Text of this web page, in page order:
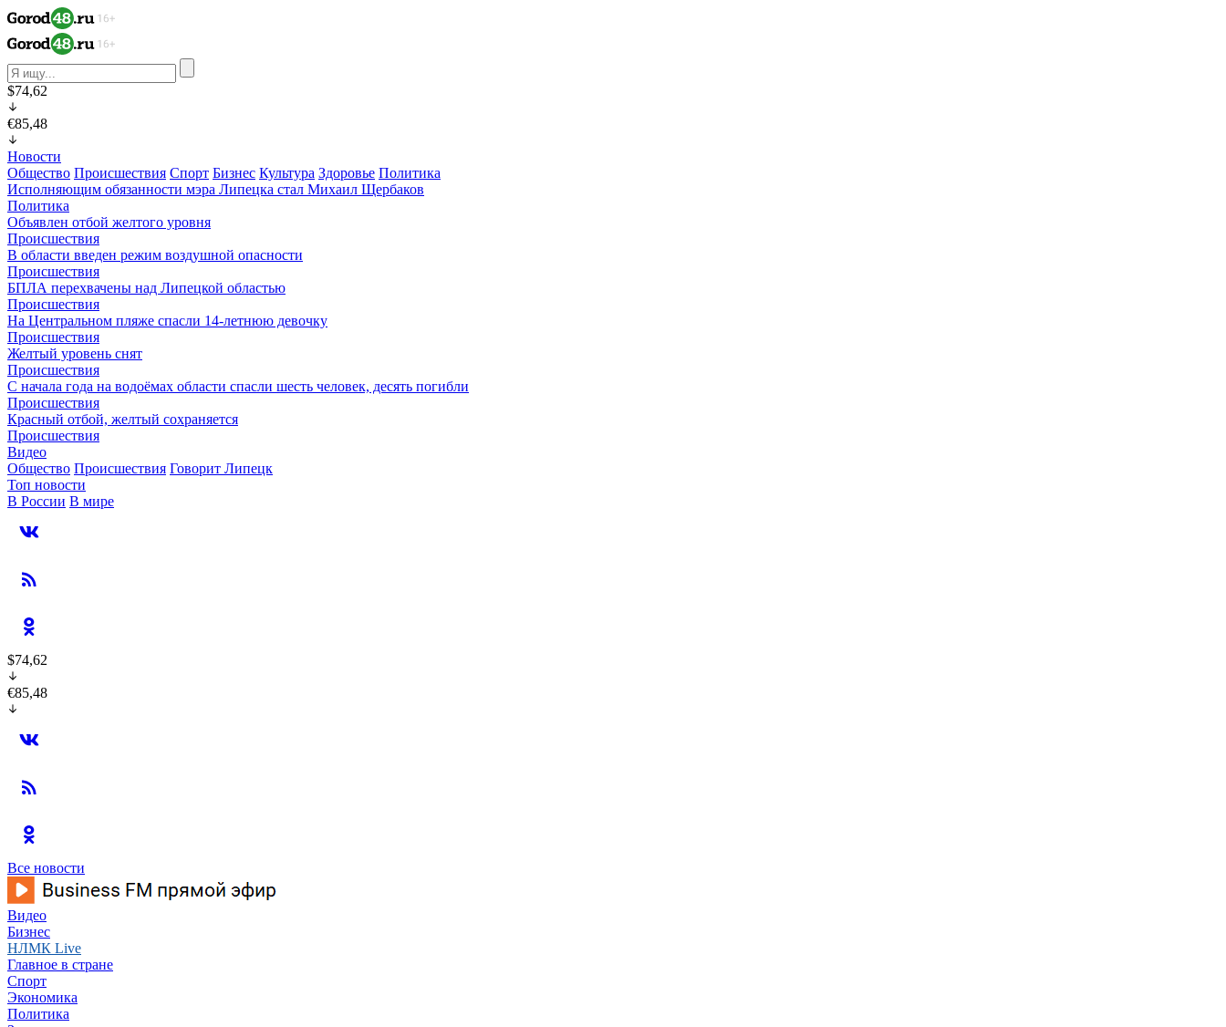
$74,62
€85,48
Новости
Общество Происшествия Спорт Бизнес Культура Здоровье Политика
Исполняющим обязанности мэра Липецка стал Михаил Щербаков
Политика
Объявлен отбой желтого уровня
Происшествия
В области введен режим воздушной опасности
Происшествия
БПЛА перехвачены над Липецкой областью
Происшествия
На Центральном пляже спасли 14-летнюю девочку
Происшествия
Желтый уровень снят
Происшествия
С начала года на водоёмах области спасли шесть человек, десять погибли
Происшествия
Красный отбой, желтый сохраняется
Происшествия
Видео
Общество Происшествия Говорит Липецк
Топ новости
В России В мире
$74,62
€85,48
Все новости
Видео
Бизнес
НЛМК Live
Главное в стране
Спорт
Экономика
Политика